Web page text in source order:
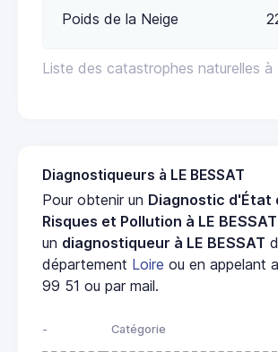
Liste des catastrophes naturelles à
Poids de la Neige
Diagnostiqueurs à LE BESSAT
Pour obtenir un Diagnostic d'État
Risques et Pollution à LE BESSAT
un diagnostiqueur à LE BESSAT
département Loire ou en appelant
99 51 ou par mail.
- Catégorie